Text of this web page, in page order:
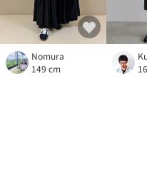
Nomura
149 cm